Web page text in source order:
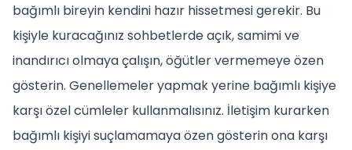
bağımlı bireyin kendini hazır hissetmesi gerekir. Bu
kişiyle kuracağınız sohbetlerde açık, samimi ve
inandırıcı olmaya çalışın, öğütler vermemeye özen
gösterin. Genellemeler yapmak yerine bağımlı kişiye
karşı özel cümleler kullanmalısınız. İletişim kurarken
bağımlı kişiyi suçlamamaya özen gösterin ona karşı